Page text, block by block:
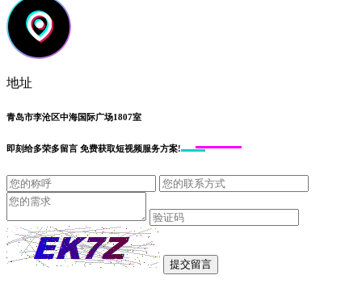
地址
青岛市李沧区中海国际广场1807室
即刻给多荣多留言 免费获取短视频服务方案!